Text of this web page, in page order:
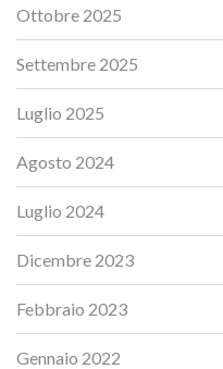
Ottobre 2025
Settembre 2025
Luglio 2025
Agosto 2024
Luglio 2024
Dicembre 2023
Febbraio 2023
Gennaio 2022